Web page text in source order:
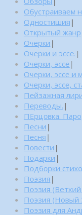
Обустраиваем
Одностишия |
Открытый жанр
Очерки |
Очерки и эссе. |
Очерки, эссе |
Очерки, эссе и
Очерки, эссе,
Пейзажная
Переводы. |
ПЕрцовка.
Песни |
Песня |
Повести |
Подарки |
Подборки
Поэзия |
Поэзия
Поэзия (Новый
Поэзия для